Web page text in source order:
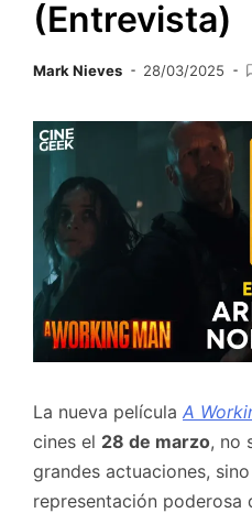
(Entrevista)
Mark Nieves 28/03/2025
La nueva película A
cines el 28 de marzo, no
grandes actuaciones,
representación poderosa